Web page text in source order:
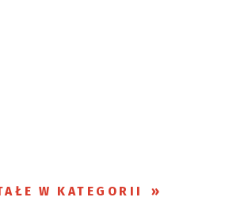
W KATEGORII